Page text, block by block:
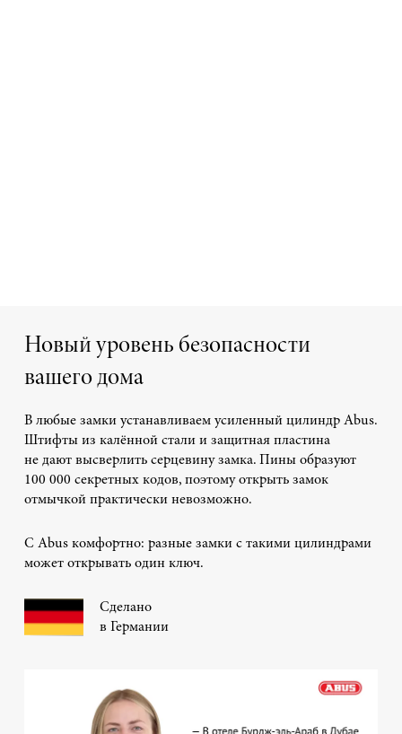
Новый уровень безопасности
вашего дома
В любые замки устанавливаем усиленный цилиндр Abus.
Штифты из калённой стали и защитная пластина
не дают высверлить серцевину замка. Пины образуют
100 000 секретных кодов, поэтому открыть замок
отмычкой практически невозможно.
С Abus комфортно: разные замки с такими цилиндрами
может открывать один ключ.
Сделано
в Германии